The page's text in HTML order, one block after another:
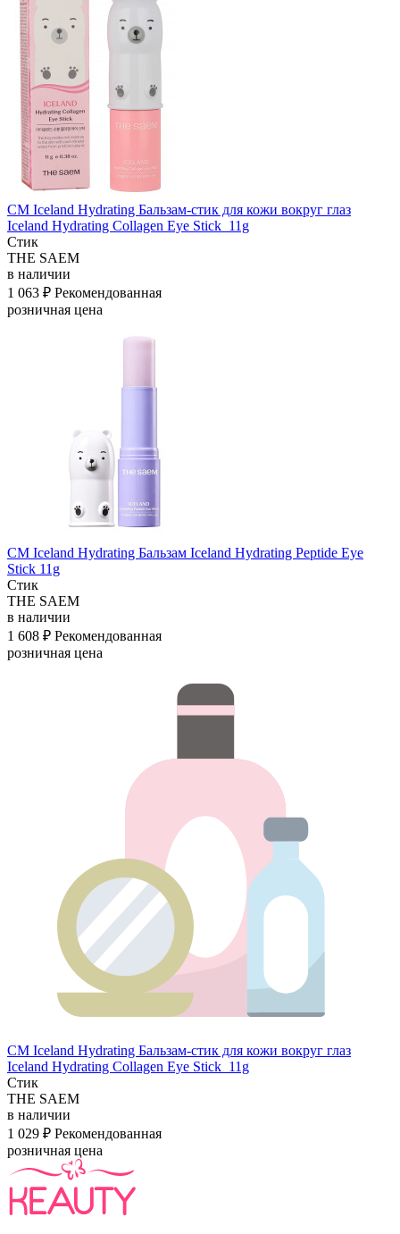
СМ Iceland Hydrating Бальзам-стик для кожи вокруг глаз
Iceland Hydrating Collagen Eye Stick_11g
Стик
THE SAEM
в наличии
1 063 ₽ Рекомендованная
розничная цена
СМ Iceland Hydrating Бальзам Iceland Hydrating Peptide Eye
Stick 11g
Стик
THE SAEM
в наличии
1 608 ₽ Рекомендованная
розничная цена
СМ Iceland Hydrating Бальзам-стик для кожи вокруг глаз
Iceland Hydrating Collagen Eye Stick_11g
Стик
THE SAEM
в наличии
1 029 ₽ Рекомендованная
розничная цена